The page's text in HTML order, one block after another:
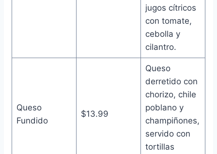
jugos cítricos
con tomate,
cebolla y
cilantro.
Queso
Fundido
$13.99
Queso
derretido con
chorizo, chile
poblano y
champiñones,
servido con
tortillas